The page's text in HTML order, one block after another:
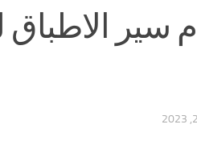
سير الاطباق